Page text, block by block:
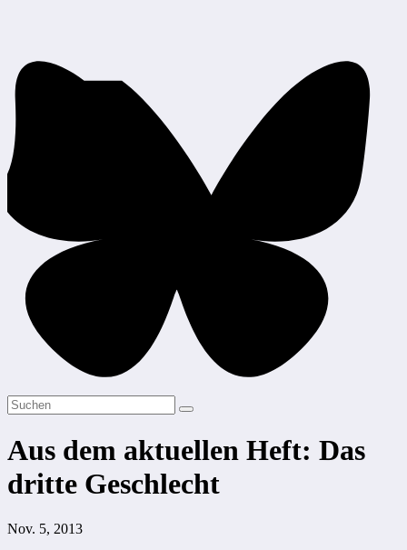
Aus dem aktuellen Heft: Das
dritte Geschlecht
Nov. 5, 2013